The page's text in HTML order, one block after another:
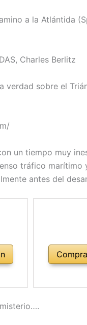
a la Atlántida
Charles Berlitz
verdad sobre el
un tiempo muy
tráfico
antes del